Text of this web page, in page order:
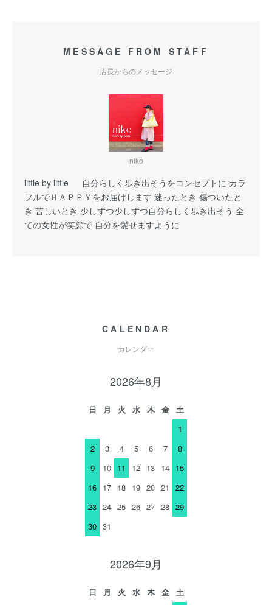
MESSAGE FROM STAFF
店長からのメッセージ
niko
little by little 自分らしく歩き出そうをコンセプトに カラ
フルでＨＡＰＰＹをお届けします 迷ったとき 傷ついたと
き 苦しいとき 少しずつ少しずつ自分らしく歩き出そう 全
ての女性が笑顔で 自分を愛せますように
CALENDAR
カレンダー
2026年8月
日 月 火 水 木 金
土
1
2
3 4 5 6 7
8
9
10 11 12 13 14 15
16 17 18 19 20 21
22
23 24 25 26 27 28 29
30 31
2026年9月
日 月 火 水 木 金
土